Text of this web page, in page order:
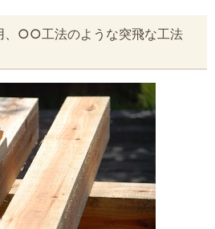
、○○工法のような突飛な工法